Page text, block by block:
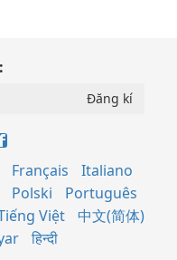
Français
Italiano
Polski
Português
Việt
中文(简体)
हिन्दी